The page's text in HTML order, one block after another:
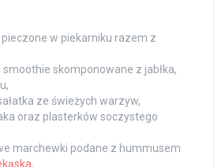
pieczone w piekarniku razem z
smoothie skomponowane z jabłka,
ze świeżych warzyw,
oraz plasterków soczystego
marchewki podane z hummusem
,